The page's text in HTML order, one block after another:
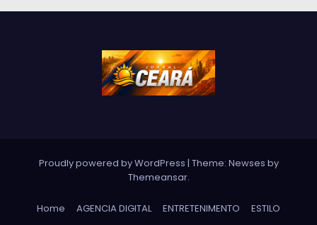
Proudly powered by WordPress | Theme: Newses by
Themeansar.
Home AGENCIA DIGITAL ENTRETENIMENTO ESTILO